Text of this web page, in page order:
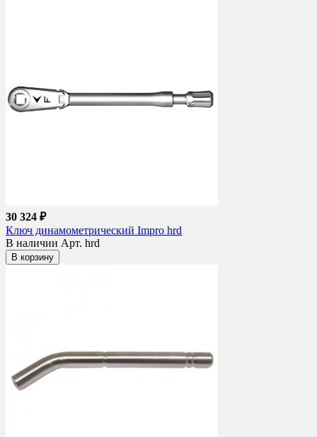
30 324 ₽
Ключ динамометрический Impro hrd
В наличии Арт. hrd
В корзину